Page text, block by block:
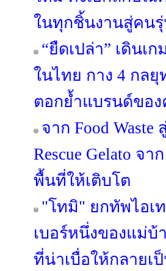
ในทุกชิ้นงานสู่คนรุ่
“ยืดเปล่า” เดินเ
ในไทย กาง 4 กล
ตอกย้ำแบรนด์ขอ
จาก Food
Rescue Gelato จ
พื้นที่ให้เติบโต
"โทมิ" ยกทัพไอเ
เบอร์หนึ่งของแม่
ที่น่าเบื่อให้กลายเ